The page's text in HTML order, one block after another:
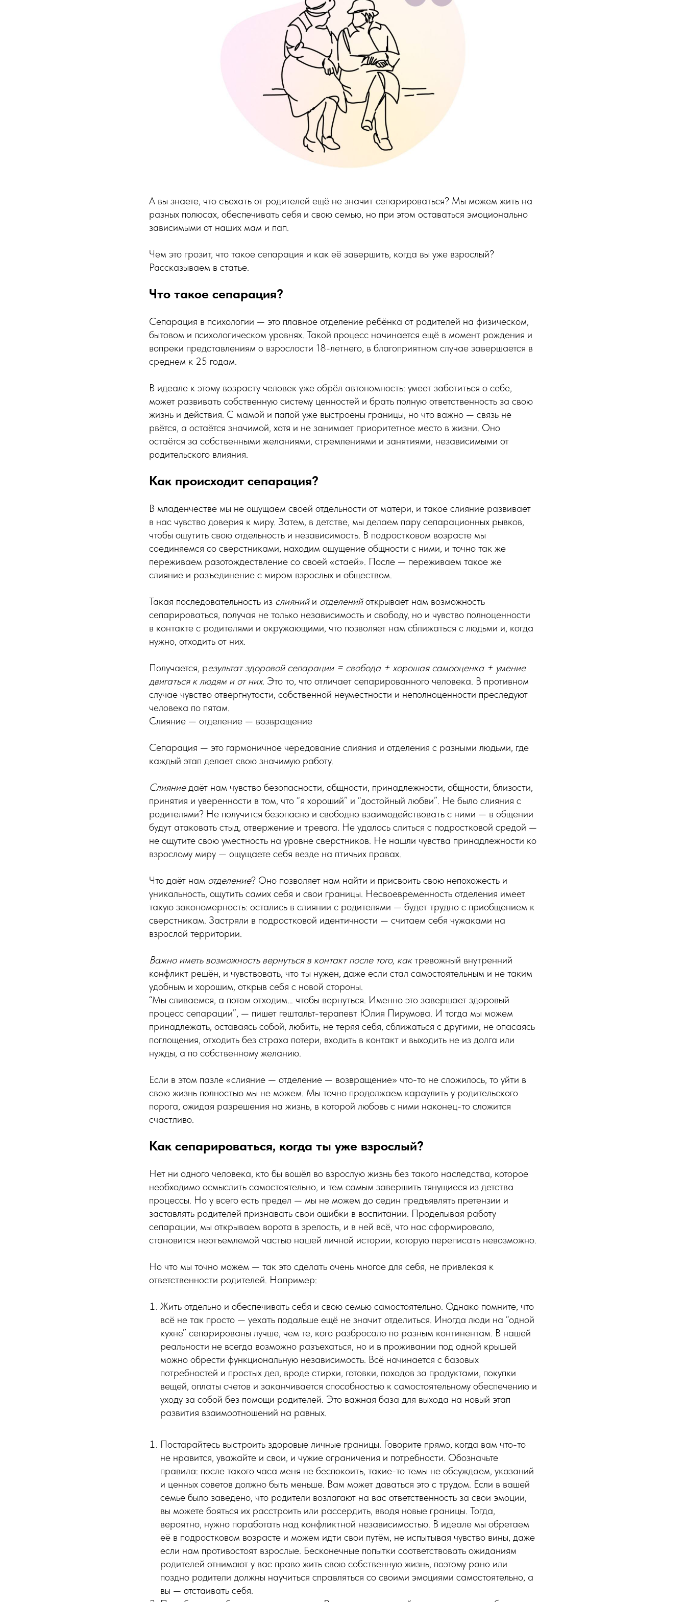
А вы знаете, что съехать от родителей ещё не значит сепарироваться? Мы можем жить на
разных полюсах, обеспечивать себя и свою семью, но при этом оставаться эмоционально
зависимыми от наших мам и пап.
Чем это грозит, что такое сепарация и как её завершить, когда вы уже взрослый?
Рассказываем в статье.
Что такое сепарация?
Сепарация в психологии — это плавное отделение ребёнка от родителей на физическом,
бытовом и психологическом уровнях. Такой процесс начинается ещё в момент рождения и
вопреки представлениям о взрослости 18-летнего, в благоприятном случае завершается в
среднем к 25 годам.
В идеале к этому возрасту человек уже обрёл автономность: умеет заботиться о себе,
может развивать собственную систему ценностей и брать полную ответственность за свою
жизнь и действия. С мамой и папой уже выстроены границы, но что важно — связь не
рвётся, а остаётся значимой, хотя и не занимает приоритетное место в жизни. Оно
остаётся за собственными желаниями, стремлениями и занятиями, независимыми от
родительского влияния.
Как происходит сепарация?
В младенчестве мы не ощущаем своей отдельности от матери, и такое слияние развивает
в нас чувство доверия к миру. Затем, в детстве, мы делаем пару сепарационных рывков,
чтобы ощутить свою отдельность и независимость. В подростковом возрасте мы
соединяемся со сверстниками, находим ощущение общности с ними, и точно так же
переживаем разотождествление со своей «стаей». После — переживаем такое же
слияние и разъединение с миром взрослых и обществом.
Такая последовательность из слиянийи отделенийоткрывает нам возможность
сепарироваться, получая не только независимость и свободу, но и чувство полноценности
в контакте с родителями и окружающими, что позволяет нам сближаться с людьми и, когда
нужно, отходить от них.
Получается, результат здоровой сепарации = свобода + хорошая самооценка + умение
двигаться к людям и от них. Это то, что отличает сепарированного человека. В противном
случае чувство отвергнутости, собственной неуместности и неполноценности преследуют
человека по пятам.
Слияние — отделение — возвращение
Сепарация — это гармоничное чередование слияния и отделения с разными людьми, где
каждый этап делает свою значимую работу.
Слияниедаёт нам чувство безопасности, общности, принадлежности, общности, близости,
принятия и уверенности в том, что “я хороший” и “достойный любви”. Не было слияния с
родителями? Не получится безопасно и свободно взаимодействовать с ними — в общении
будут атаковать стыд, отвержение и тревога. Не удалось слиться с подростковой средой —
не ощутите свою уместность на уровне сверстников. Не нашли чувства принадлежности ко
взрослому миру — ощущаете себя везде на птичьих правах.
Что даёт нам отделение? Оно позволяет нам найти и присвоить свою непохожесть и
уникальность, ощутить самих себя и свои границы. Несвоевременность отделения имеет
такую закономерность: остались в слиянии с родителями — будет трудно с приобщением к
сверстникам. Застряли в подростковой идентичности — считаем себя чужаками на
взрослой территории.
Важно иметь возможность вернуться в контакт после того, кактревожный внутренний
конфликт решён, и чувствовать, что ты нужен, даже если стал самостоятельным и не таким
удобным и хорошим, открыв себя с новой стороны.
“Мы сливаемся, а потом отходим… чтобы вернуться. Именно это завершает здоровый
процесс сепарации”, — пишет гештальт-терапевт Юлия Пирумова. И тогда мы можем
принадлежать, оставаясь собой, любить, не теряя себя, сближаться с другими, не опасаясь
поглощения, отходить без страха потери, входить в контакт и выходить не из долга или
нужды, а по собственному желанию.
Если в этом пазле «слияние — отделение — возвращение» что-то не сложилось, то уйти в
свою жизнь полностью мы не можем. Мы точно продолжаем караулить у родительского
порога, ожидая разрешения на жизнь, в которой любовь с ними наконец-то сложится
счастливо.
Как сепарироваться, когда ты уже взрослый?
Нет ни одного человека, кто бы вошёл во взрослую жизнь без такого наследства, которое
необходимо осмыслить самостоятельно, и тем самым завершить тянущиеся из детства
процессы. Но у всего есть предел — мы не можем до седин предъявлять претензии и
заставлять родителей признавать свои ошибки в воспитании. Проделывая работу
сепарации, мы открываем ворота в зрелость, и в ней всё, что нас сформировало,
становится неотъемлемой частью нашей личной истории, которую переписать невозможно.
Но что мы точно можем — так это сделать очень многое для себя, не привлекая к
ответственности родителей. Например:
Жить отдельно и обеспечивать себя и свою семью самостоятельно. Однако помните, что
всё не так просто — уехать подальше ещё не значит отделиться. Иногда люди на “одной
кухне” сепарированы лучше, чем те, кого разбросало по разным континентам. В нашей
реальности не всегда возможно разъехаться, но и в проживании под одной крышей
можно обрести функциональную независимость. Всё начинается с базовых
потребностей и простых дел, вроде стирки, готовки, походов за продуктами, покупки
вещей, оплаты счетов и заканчивается способностью к самостоятельному обеспечению и
уходу за собой без помощи родителей. Это важная база для выхода на новый этап
развития взаимоотношений на равных.
Постарайтесь выстроить здоровые личные границы. Говорите прямо, когда вам что-то
не нравится, уважайте и свои, и чужие ограничения и потребности. Обозначьте
правила: после такого часа меня не беспокоить, такие-то темы не обсуждаем, указаний
и ценных советов должно быть меньше. Вам может даваться это с трудом. Если в вашей
семье было заведено, что родители возлагают на вас ответственность за свои эмоции,
вы можете бояться их расстроить или рассердить, вводя новые границы. Тогда,
вероятно, нужно поработать над конфликтной независимостью. В идеале мы обретаем
её в подростковом возрасте и можем идти свои путём, не испытывая чувство вины, даже
если нам противостоят взрослые. Бесконечные попытки соответствовать ожиданиям
родителей отнимают у вас право жить свою собственную жизнь, поэтому рано или
поздно родители должны научиться справляться со своими эмоциями самостоятельно, а
вы — отстаивать себя.